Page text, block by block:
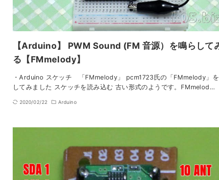
【Arduino】 PWM Sound (FM 音源）を鳴らして
る【FMmelody】
・Arduino スケッチ 「FMmelody」 pcm1723氏の「FMmelody」
してみました スケッチを読み込む 古い形式のようです。FMmelod…
2020/02/22 Arduino